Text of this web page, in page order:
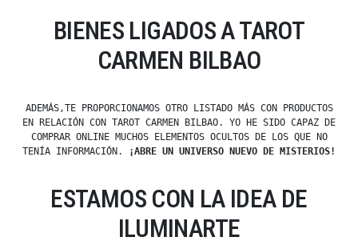
BIENES LIGADOS A TAROT
CARMEN BILBAO
ADEMÁS,TE PROPORCIONAMOS OTRO LISTADO MÁS CON PRODUCTOS
EN RELACIÓN CON TAROT CARMEN BILBAO. YO HE SIDO CAPAZ DE
COMPRAR ONLINE MUCHOS ELEMENTOS OCULTOS DE LOS QUE NO
TENÍA INFORMACIÓN.
¡ABRE UN UNIVERSO NUEVO DE MISTERIOS!
ESTAMOS CON LA IDEA DE
ILUMINARTE